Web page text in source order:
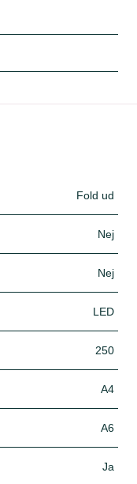
Fold ud
Nej
Nej
LED
250
A4
A6
Ja